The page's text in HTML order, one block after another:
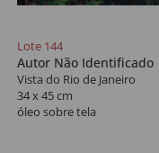
Lote 144
Autor Não Identificado
Vista do Rio de Janeiro
34 x 45 cm
óleo sobre tela